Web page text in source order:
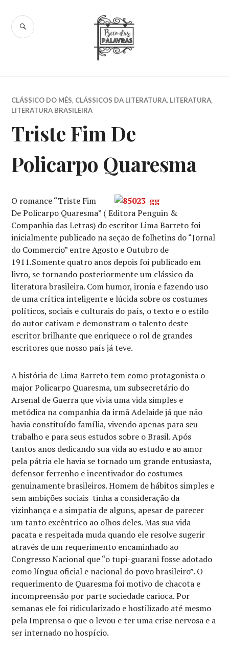
content
Beco das
Palavras
SEARCH
CLÁSSICO DO MÊS, CLÁSSICOS DA LITERATURA, LITERATURA,
LITERATURA BRASILEIRA
Triste Fim De
Policarpo Quaresma
O romance “Triste Fim
De Policarpo Quaresma” ( Editora Penguin &
Companhia das Letras) do escritor Lima Barreto foi
inicialmente publicado na seção de folhetins do “Jornal
do Commercio” entre Agosto e Outubro de
1911.Somente quatro anos depois foi publicado em
livro, se tornando posteriormente um clássico da
literatura brasileira. Com humor, ironia e fazendo uso
de uma crítica inteligente e lúcida sobre os costumes
políticos, sociais e culturais do país, o texto e o estilo
do autor cativam e demonstram o talento deste
escritor brilhante que enriquece o rol de grandes
escritores que nosso país já teve.
A história de Lima Barreto tem como protagonista o
major Policarpo Quaresma, um subsecretário do
Arsenal de Guerra que vivia uma vida simples e
metódica na companhia da irmã Adelaide já que não
havia constituído família, vivendo apenas para seu
trabalho e para seus estudos sobre o Brasil. Após
tantos anos dedicando sua vida ao estudo e ao amor
pela pátria ele havia se tornado um grande entusiasta,
defensor ferrenho e incentivador do costumes
genuinamente brasileiros. Homem de hábitos simples e
sem ambições sociais tinha a consideração da
vizinhança e a simpatia de alguns, apesar de parecer
um tanto excêntrico ao olhos deles. Mas sua vida
pacata e respeitada muda quando ele resolve sugerir
através de um requerimento encaminhado ao
Congresso Nacional que “o tupi-guarani fosse adotado
como língua oficial e nacional do povo brasileiro”. O
requerimento de Quaresma foi motivo de chacota e
incompreensão por parte sociedade carioca. Por
semanas ele foi ridicularizado e hostilizado até mesmo
pela Imprensa o que o levou e ter uma crise nervosa e a
ser internado no hospício.